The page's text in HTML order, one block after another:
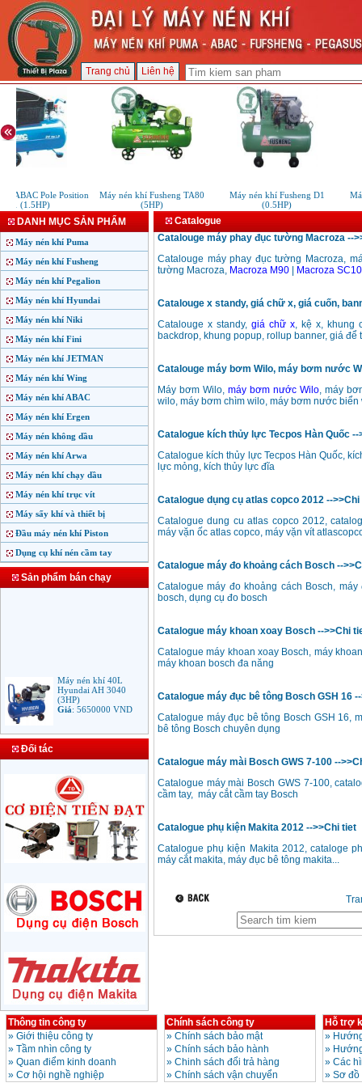
Trang chủ Liên hệ
ABAC Pole Position
221 (1.5HP)
Máy nén khí Fusheng TA80
(5HP)
Máy nén khí Fusheng D1
(0.5HP)
DANH MỤC SẢN PHẨM
Máy nén khí Puma
Máy nén khí Fusheng
Máy nén khí Pegalion
Máy nén khí Hyundai
Máy nén khí Niki
Máy nén khí Fini
Máy nén khí JETMAN
Máy nén khí Wing
Máy nén khí ABAC
Máy nén khí Ergen
Máy nén không dầu
Máy nén khí Arwa
Máy nén khí chạy dầu
Máy nén khí trục vít
Máy sấy khí và thiết bị
Đầu máy nén khí Piston
Dụng cụ khí nén cầm tay
Sản phẩm bán chạy
Máy nén khí 40L
Hyundai AH 3040
(3HP)
Giá:5650000 VND
Máy nén khí đầu liền
24L (2,5HP)
Giá: 2250000VND
2 tụ 50L (5HP) 220V
Giá : 3150000 VND
đầu nổ diesel D24
Giá:24500000VND
Máy nén khí Puma
XN2525 (2.5HP)
Giá:4150000
Đối tác
Catalogue
Catalouge máy phay đục tường Macroza --
Catalouge máy phay đục tường Macroza,
tường Macroza, Macroza M90 Macroza
Catalouge x standy, giá chữ x, giá cuốn,
Catalouge x standy,giá chữ x, kệ x, khung
backdrop, khung popup, rollup banner, giá
Catalouge máy bơm Wilo, máy bơm nước
Máy bơm Wilo, máy bơm nước Wilo, máy
wilo, máy bơm chìm wilo, máy bơm nước biển
Catalogue kích thủy lực Tecpos Hàn Quốc --
Catalogue kích thủy lực Tecpos Hàn Quốc,
lực mỏng, kích thủy lực đĩa
Catalogue dụng cụ atlas copco 2012 -->>Chi
Catalogue dung cu atlas copco 2012,
máy vặn ốc atlas copco, máy vặn vít
Catalogue máy đo khoảng cách Bosch --
Catalogue máy đo khoảng cách Bosch,
bosch, dụng cụ đo bosch
Catalogue máy khoan xoay Bosch -->>Chi
Catalogue máy khoan xoay Bosch, máy
máy khoan bosch đa năng
Catalogue máy đục bê tông Bosch GSH 16
Catalogue máy đục bê tông Bosch GSH 16,
bê tông Bosch chuyên dụng
Catalogue máy mài Bosch GWS 7-100 --
Catalogue máy mài Bosch GWS 7-100,
cầm tay, máy cắt cầm tay Bosch
Catalogue phụ kiện Makita 2012 -->>Chi tiet
Catalogue phụ kiện Makita 2012, cataloge
máy cắt makita, máy đục bê tông makita...
Thông tin công ty
» Giới thiệu công ty
» Tầm nhìn công ty
» Quan điểm kinh doanh
» Cơ hội nghề nghiệp
Chính sách công ty
» Chính sách bảo mật
» Chính sách bảo hành
» Chinh sách đổi trả hàng
» Chính sách vận chuyển
Hỗ trợ
»
»
» Các
» Sơ